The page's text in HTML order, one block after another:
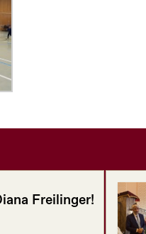
Freilinger!